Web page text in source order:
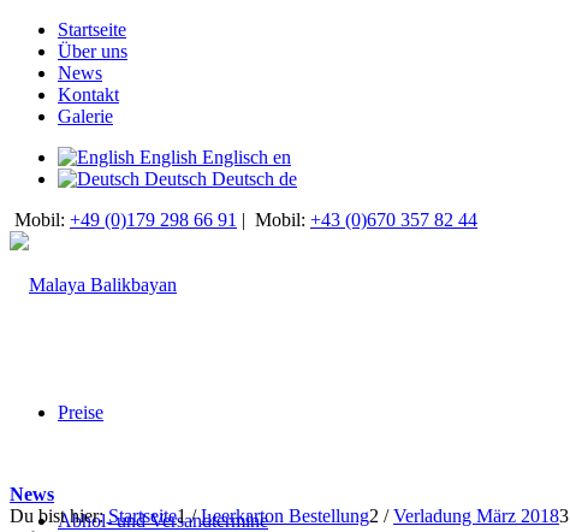
Startseite
Über uns
News
Kontakt
Galerie
English Englisch en
Deutsch Deutsch de
Mobil: +49 (0)179 298 66 91 | Mobil: +43 (0)670 357 82 44
Preise
Abhol- und Versandtermine
News
Du bist hier: Startseite1 / Leerkarton Bestellung2 / Verladung März 20183